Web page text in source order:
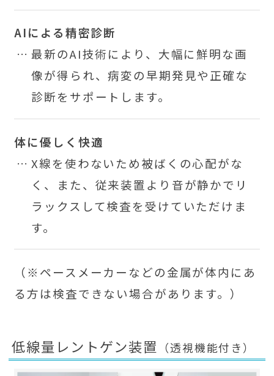
AIによる精密診断
最新のAI技術により、大幅に鮮明な画
像が得られ、病変の早期発見や正確な
診断をサポートします。
体に優しく快適
X線を使わないため被ばくの心配がな
く、また、従来装置より音が静かでリ
ラックスして検査を受けていただけま
す。
（※ペースメーカーなどの金属が体内にあ
る方は検査できない場合があります。）
低線量レントゲン装置 （透視機能付き）